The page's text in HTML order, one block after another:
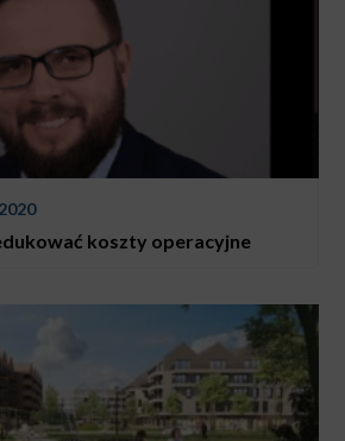
koszty operacyjne